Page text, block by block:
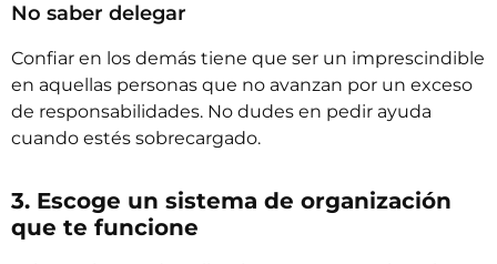
No saber delegar
Confiar en los demás tiene que ser un imprescindible
en aquellas personas que no avanzan por un exceso
de responsabilidades. No dudes en pedir ayuda
cuando estés sobrecargado.
3. Escoge un sistema de organización
que te funcione